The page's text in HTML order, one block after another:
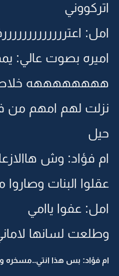
اتركووني
امل:
اميره بصوت عالي:
ههههههههه
نزلت لهم امهم
حيل
ام فؤاد: وش
عقلوا البنات وصاروا
امل: عفوا ياامي
وطلعت لسانها
ام فؤاد: بس هذا انتي..مسخره